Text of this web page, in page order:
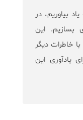
بیاوریم‌، در
بسازیم. این
خاطرات دیگر
یادآوری این